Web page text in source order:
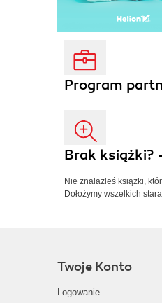
Program
Brak książki?
Nie znalazłeś książki,
Dołożymy wszelkich
Twoje Konto
Logowanie